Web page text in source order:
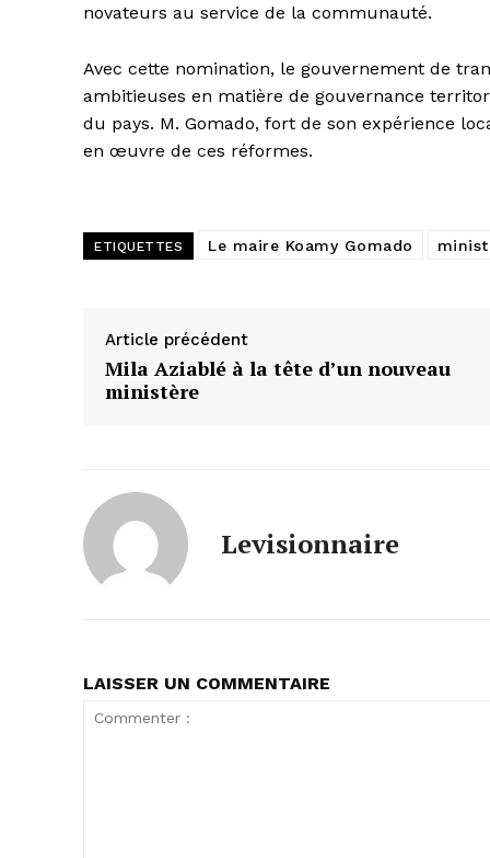
novateurs au service de la communauté.
Avec cette nomination, le gouvernement de
ambitieuses en matière de gouvernance
du pays. M. Gomado, fort de son expérience
en œuvre de ces réformes.
ETIQUETTES Le maire Koamy Gomado
Article précédent
Mila Aziablé à la tête d’un nouveau
ministère
Levisionnaire
LAISSER UN COMMENTAIRE